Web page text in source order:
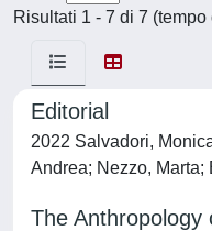
Risultati 1 - 7 di 7
Editorial
2022 Salvadori,
Andrea; Nezzo, Marta;
The Anthropology